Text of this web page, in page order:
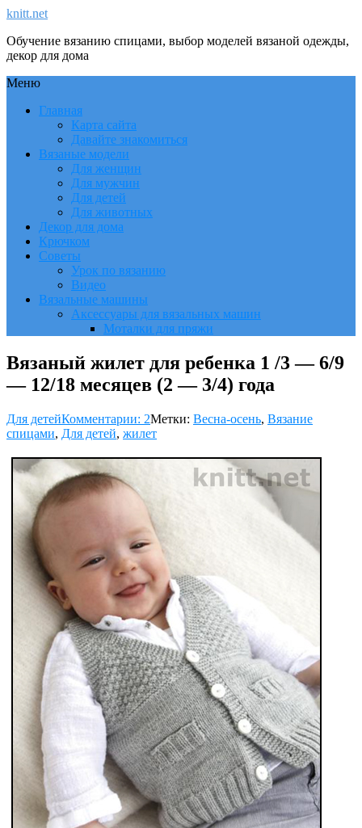
knitt.net
Обучение вязанию спицами, выбор моделей вязаной одежды,
декор для дома
Меню
Главная
Карта сайта
Давайте знакомиться
Вязаные модели
Для женщин
Для мужчин
Для детей
Для животных
Декор для дома
Крючком
Советы
Урок по вязанию
Видео
Вязальные машины
Аксессуары для вязальных машин
Моталки для пряжи
Вязаный жилет для ребенка 1 /3 — 6/9
— 12/18 месяцев (2 — 3/4) года
Для детейКомментарии: 2Метки: Весна-осень, Вязание
спицами, Для детей, жилет